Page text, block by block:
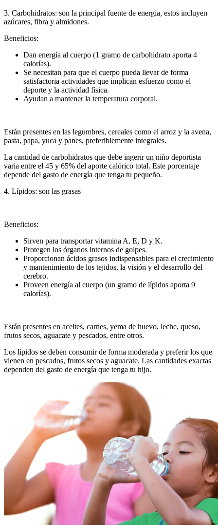
3. Carbohidratos: son la principal fuente de energía, estos incluyen
azúcares, fibra y almidones.
Beneficios:
Dan energía al cuerpo (1 gramo de carbohidrato aporta 4
calorías).
Se necesitan para que el cuerpo pueda llevar de forma
satisfactoria actividades que implican esfuerzo como el
deporte y la actividad física.
Ayudan a mantener la temperatura corporal.
Están presentes en las legumbres, cereales como el arroz y la avena,
pasta, papa, yuca y panes, preferiblemente integrales.
La cantidad de carbohidratos que debe ingerir un niño deportista
varía entre el 45 y 65% del aporte calórico total. Este porcentaje
depende del gasto de energía que tenga tu pequeño.
4. Lípidos: son las grasas
Beneficios:
Sirven para transportar vitamina A, E, D y K.
Protegen los órganos internos de golpes.
Proporcionan ácidos grasos indispensables para el crecimiento
y mantenimiento de los tejidos, la visión y el desarrollo del
cerebro.
Proveen energía al cuerpo (un gramo de lípidos aporta 9
calorías).
Están presentes en aceites, carnes, yema de huevo, leche, queso,
frutos secos, aguacate y pescados, entre otros.
Los lípidos se deben consumir de forma moderada y preferir los que
vienen en pescados, frutos secos y aguacate. Las cantidades exactas
dependen del gasto de energía que tenga tu hijo.